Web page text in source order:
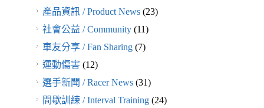
產品資訊 / Product News(23)
社會公益 / Community(11)
車友分享 / Fan Sharing(7)
運動傷害(12)
選手新聞 / Racer News(31)
間歇訓練 / Interval Training(24)